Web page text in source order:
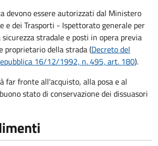
devono essere autorizzati dal Ministero
e dei Trasporti - Ispettorato generale per
stradale e posti in opera previa
proprietario della strada (Decreto del
16/12/1992, n. 495, art. 180).
far fronte all'acquisto, alla posa e al
stato di conservazionedei dissuasori